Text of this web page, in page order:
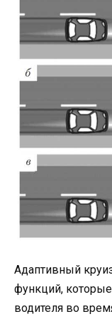
Адаптивный
функций,
водителя во